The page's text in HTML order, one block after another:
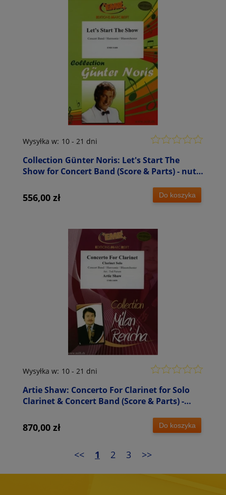
Collection Günter Noris: Let's Start The
Show for Concert Band (Score & Parts) - nuty
Wysyłka w: 10 - 21 dni
556,00 zł Do koszyka
Artie Shaw: Concerto For Clarinet for Solo
Clarinet & Concert Band (Score & Parts) -
Wysyłka w: 10 - 21 dni
870,00 zł Do koszyka
<< 1 2 3 >>